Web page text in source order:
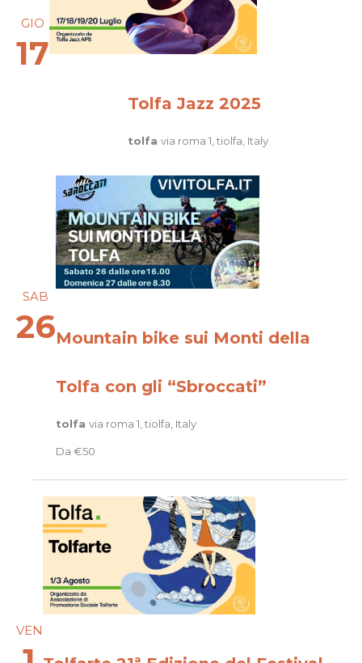
GIO
17
Tolfa Jazz 2025
tolfa via roma 1, tiolfa, Italy
SAB
26Mountain bike sui Monti della
Tolfa con gli “Sbroccati”
tolfa via roma 1, tiolfa, Italy
Da €50
VEN